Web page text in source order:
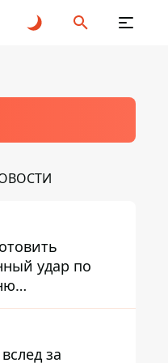
удар по
- Институт
за